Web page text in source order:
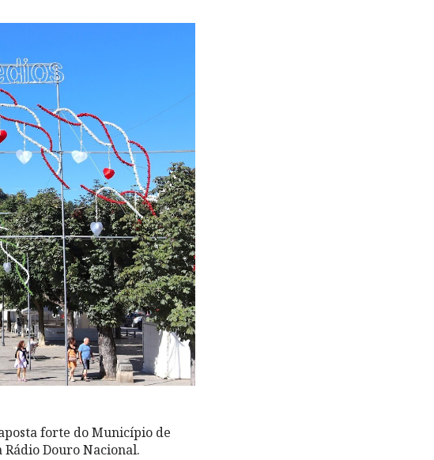
forte do Município de
Douro Nacional.